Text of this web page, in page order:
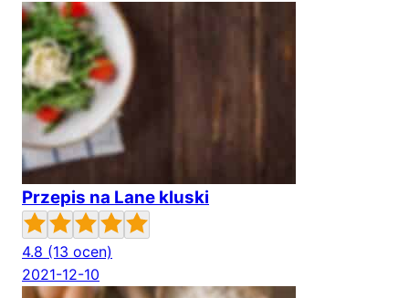
Przepis na Lane kluski
4.8 (13 ocen)
2021-12-10